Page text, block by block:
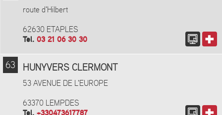
route d'Hilbert
62630 ETAPLES
Tel. 03 21 06 30 30
63 HUNYVERS CLERMONT
53 AVENUE DE L'EUROPE
63370 LEMPDES
Tel. +330473617787